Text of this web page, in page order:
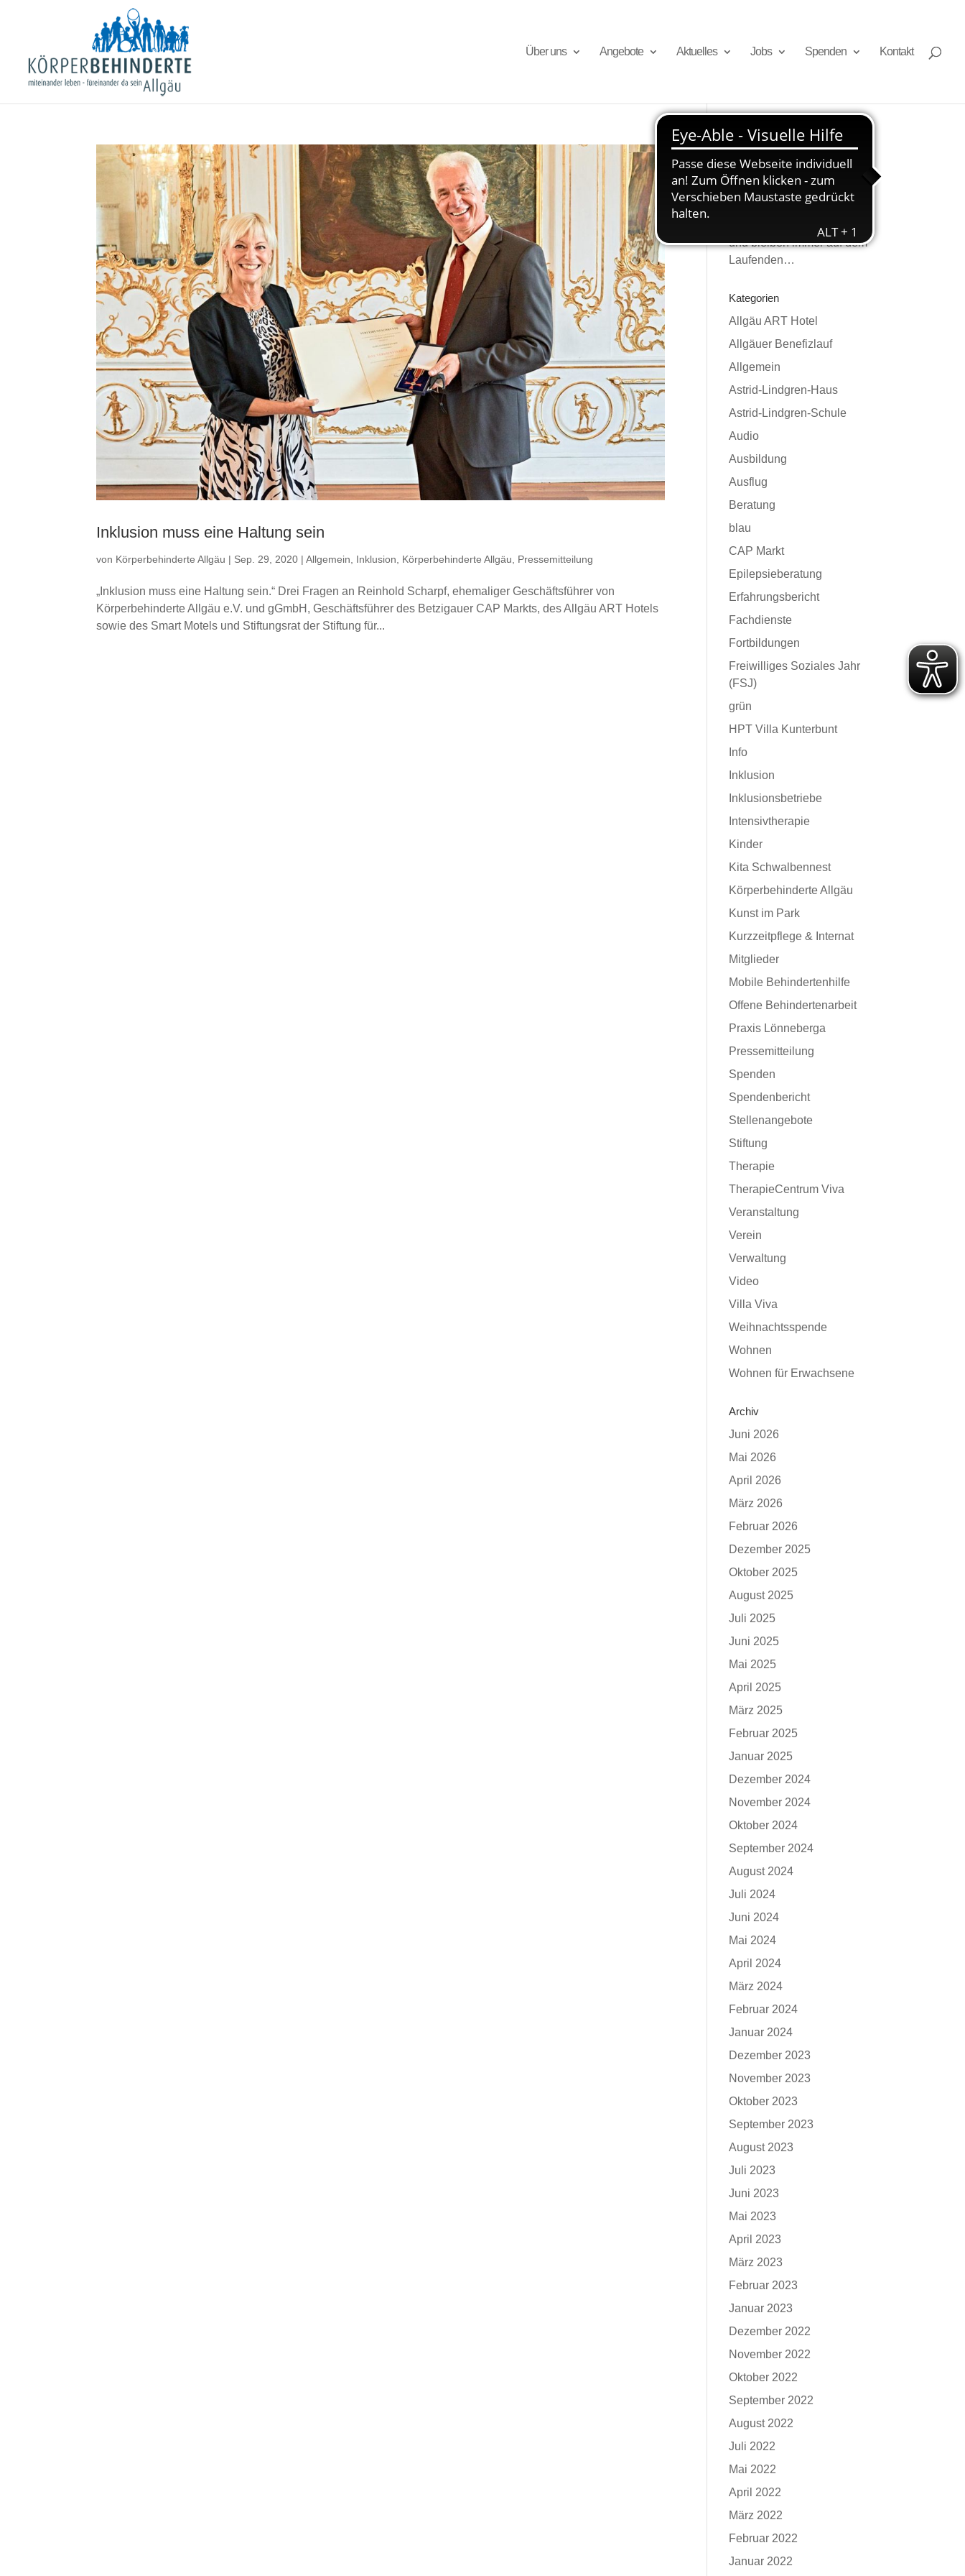
Über uns Angebote Aktuelles Jobs Spenden Kontakt
Inklusion muss eine Haltung sein
von Körperbehinderte Allgäu | Sep. 29, 2020 |Allgemein Inklusion Körperbehinderte Allgäu Pressemitteilung
„Inklusion muss eine Haltung sein.“ Drei Fragen an Reinhold Scharpf, ehemaliger Geschäftsführer von
Körperbehinderte Allgäu e.V. und gGmbH, Geschäftsführer des Betzigauer CAP Markts, des Allgäu ART Hotels
sowie des Smart Motels und Stiftungsrat der Stiftung für...
Newsletter
Melden Sie sich an
und bleiben immer auf dem
Laufenden…
Kategorien
Allgäu ART Hotel
Allgäuer Benefizlauf
Allgemein
Astrid-Lindgren-Haus
Astrid-Lindgren-Schule
Audio
Ausbildung
Ausflug
Beratung
blau
CAP Markt
Epilepsieberatung
Erfahrungsbericht
Fachdienste
Fortbildungen
Freiwilliges Soziales Jahr
(FSJ)
grün
HPT Villa Kunterbunt
Info
Inklusion
Inklusionsbetriebe
Intensivtherapie
Kinder
Kita Schwalbennest
Körperbehinderte Allgäu
Kunst im Park
Kurzzeitpflege & Internat
Mitglieder
Mobile Behindertenhilfe
Offene Behindertenarbeit
Praxis Lönneberga
Pressemitteilung
Spenden
Spendenbericht
Stellenangebote
Stiftung
Therapie
TherapieCentrum Viva
Veranstaltung
Verein
Verwaltung
Video
Villa Viva
Weihnachtsspende
Wohnen
Wohnen für Erwachsene
Archiv
Juni 2026
Mai 2026
April 2026
März 2026
Februar 2026
Dezember 2025
Oktober 2025
August 2025
Juli 2025
Juni 2025
Mai 2025
April 2025
März 2025
Februar 2025
Januar 2025
Dezember 2024
November 2024
Oktober 2024
September 2024
August 2024
Juli 2024
Juni 2024
Mai 2024
April 2024
März 2024
Februar 2024
Januar 2024
Dezember 2023
November 2023
Oktober 2023
September 2023
August 2023
Juli 2023
Juni 2023
Mai 2023
April 2023
März 2023
Februar 2023
Januar 2023
Dezember 2022
November 2022
Oktober 2022
September 2022
August 2022
Juli 2022
Mai 2022
April 2022
März 2022
Februar 2022
Januar 2022